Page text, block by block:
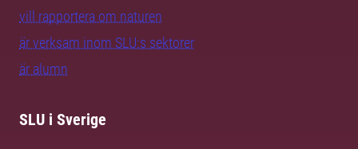
vill rapportera om naturen
är verksam inom SLU:s sektorer
är alumn
SLU i Sverige